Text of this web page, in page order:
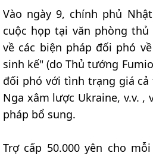
Vào ngày 9, chính phủ
cuộc họp tại văn phòng
về các biện pháp đối phó
sinh kế" (do Thủ tướng
đối phó với tình trạng giá
Nga xâm lược Ukraine, v.v. ,
pháp bổ sung.
Trợ cấp 50.000 yên cho